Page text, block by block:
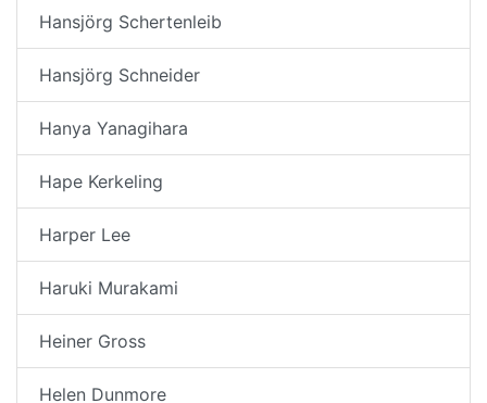
Hansjörg Schertenleib
Hansjörg Schneider
Hanya Yanagihara
Hape Kerkeling
Harper Lee
Haruki Murakami
Heiner Gross
Helen Dunmore